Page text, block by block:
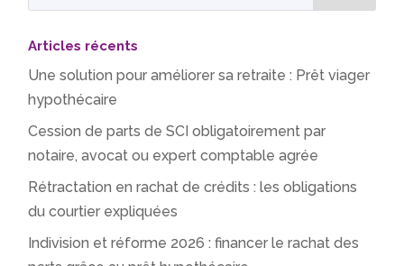
Articles récents
Une solution pour améliorer sa retraite : Prêt viager
hypothécaire
Cession de parts de SCI obligatoirement par
notaire, avocat ou expert comptable agrée
Rétractation en rachat de crédits : les obligations
du courtier expliquées
Indivision et réforme 2026 : financer le rachat des